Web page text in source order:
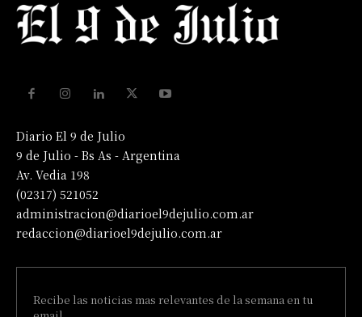
Diario El 9 de Julio
9 de Julio - Bs As - Argentina
Av. Vedia 198
(02317) 521052
administracion@diarioel9dejulio.com.ar
redaccion@diarioel9dejulio.com.ar
Recibe las noticias mas relevantes de la semana en tu